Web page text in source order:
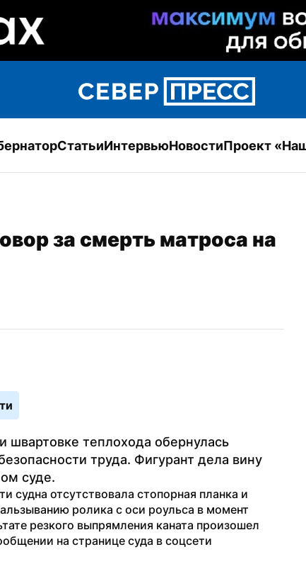
СтатьиИнтервьюНовостиПроект
за смерть матроса на
швартовке теплохода обернулась
труда. Фигурант дела вину
суде.
судна отсутствовала стопорная планка и
ролика с оси роульса в момент
резкого выпрямления каната произошел
на странице суда в соцсети